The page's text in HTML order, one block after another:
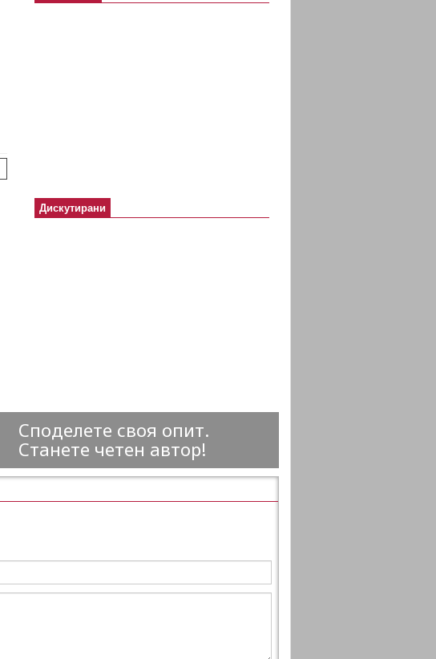
Дискутирани
Споделете своя опит.
Станете четен автор!